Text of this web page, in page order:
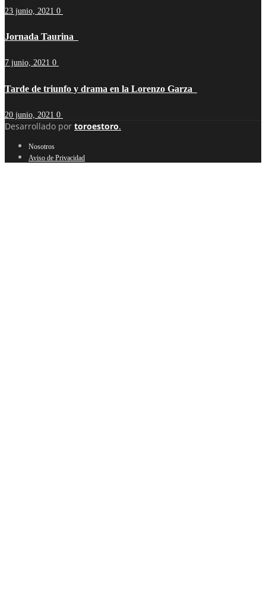
23 junio, 2021 0
Jornada Taurina
7 junio, 2021 0
Tarde de triunfo y drama en la Lorenzo Garza
20 junio, 2021 0
Desarrollado por toroestoro.
Nosotros
Aviso de Privacidad